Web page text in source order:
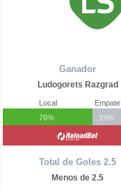
Ganador
Ludogorets Razgrad
Local
76%
Empate
19%
Total de Goles 2.5
Menos de 2.5